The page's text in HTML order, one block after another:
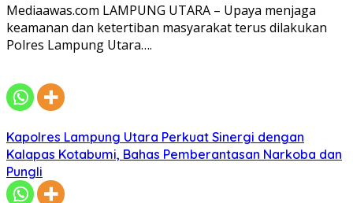
Mediaawas.com LAMPUNG UTARA – Upaya menjaga
keamanan dan ketertiban masyarakat terus dilakukan
Polres Lampung Utara….
Kapolres Lampung Utara Perkuat Sinergi dengan
Kalapas Kotabumi, Bahas Pemberantasan Narkoba dan
Pungli